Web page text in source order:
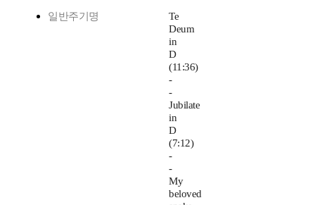
일반주기명
Te
Deum
in
D
(11:36)
-
-
Jubilate
in
D
(7:12)
-
-
My
beloved